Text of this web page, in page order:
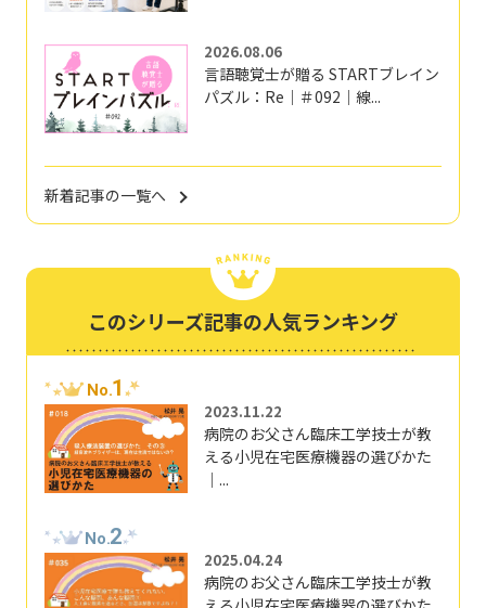
2026.08.06
言語聴覚士が贈る STARTブレイン
パズル：Re｜＃092｜線...
新着記事の一覧へ
このシリーズ記事の人気ランキング
No.1
2023.11.22
病院のお父さん臨床工学技士が教
える小児在宅医療機器の選びかた
｜...
No.2
2025.04.24
病院のお父さん臨床工学技士が教